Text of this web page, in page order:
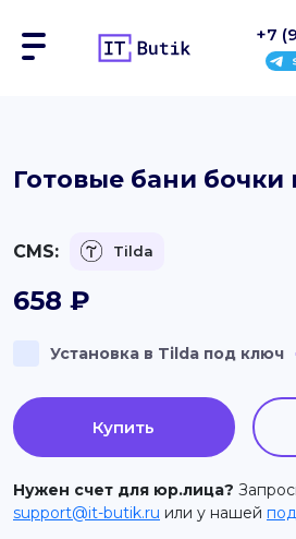
Блоки
На заказ
Инструкции
support@it-butik.ru
+7
Готовые бани
CMS: Tilda
658 ₽
Установка в Tilda под ключ
Купить
Нужен счет для юр.лица?
support@it-butik.ru или у нашей